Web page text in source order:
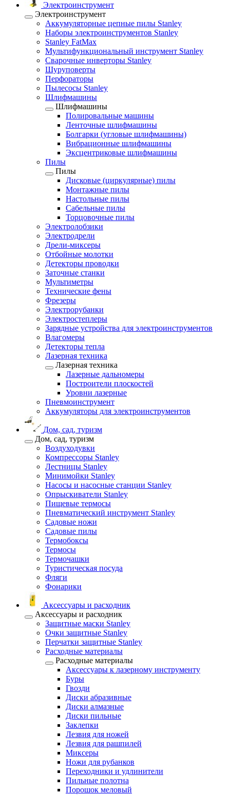
Электроинструмент
Электроинструмент
Аккумуляторные цепные пилы Stanley
Наборы электроинструментов Stanley
Stanley FatMax
Мультифункциональный инструмент Stanley
Сварочные инверторы Stanley
Шуруповерты
Перфораторы
Пылесосы Stanley
Шлифмашины
Шлифмашины
Полировальные машины
Ленточные шлифмашины
Болгарки (угловые шлифмашины)
Вибрационные шлифмашины
Эксцентриковые шлифмашины
Пилы
Пилы
Дисковые (циркулярные) пилы
Монтажные пилы
Настольные пилы
Сабельные пилы
Торцовочные пилы
Электролобзики
Электродрели
Дрели-миксеры
Отбойные молотки
Детекторы проводки
Заточные станки
Мультиметры
Технические фены
Фрезеры
Электрорубанки
Электростеплеры
Зарядные устройства для электроинструментов
Влагомеры
Детекторы тепла
Лазерная техника
Лазерная техника
Лазерные дальномеры
Построители плоскостей
Уровни лазерные
Пневмоинструмент
Аккумуляторы для электроинструментов
Дом, сад, туризм
Дом, сад, туризм
Воздуходувки
Компрессоры Stanley
Лестницы Stanley
Минимойки Stanley
Насосы и насосные станции Stanley
Опрыскиватели Stanley
Пищевые термосы
Пневматический инструмент Stanley
Садовые ножи
Садовые пилы
Термобоксы
Термосы
Термочашки
Туристическая посуда
Фляги
Фонарики
Аксессуары и расходник
Аксессуары и расходник
Защитные маски Stanley
Очки защитные Stanley
Перчатки защитные Stanley
Расходные материалы
Расходные материалы
Аксессуары к лазерному инструменту
Буры
Гвозди
Диски абразивные
Диски алмазные
Диски пильные
Заклепки
Лезвия для ножей
Лезвия для рашпилей
Миксеры
Ножи для рубанков
Переходники и удлинители
Пильные полотна
Порошок меловый